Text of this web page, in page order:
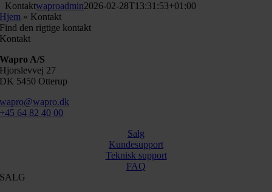
Kontaktwaproadmin2026-02-28T13:31:53+01:00
Hjem » Kontakt
Find den rigtige kontakt
Kontakt
Wapro A/S
Hjorslevvej 27
DK 5450 Otterup
wapro@wapro.dk
+45 64 82 40 00
Salg
Kundesupport
Teknisk support
FAQ
SALG